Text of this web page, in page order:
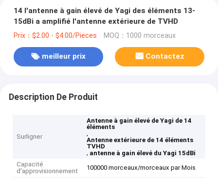
14 l'antenne à gain élevé de Yagi des éléments 13-
15dBi a amplifié l'antenne extérieure de TVHD
Prix：$2.00 - $4.00/Pieces MOQ：1000 morceaux
meilleur prix Contactez
Description De Produit
Surligner
Antenne à gain élevé de Yagi de 14
éléments
,
Antenne extérieure de 14 éléments
TVHD
, antenne à gain élevé du Yagi 15dBi
Capacité
d'approvisionnement
100000 morceaux/morceaux par Mois